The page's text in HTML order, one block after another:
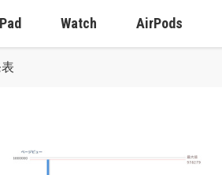
Watch AirPods